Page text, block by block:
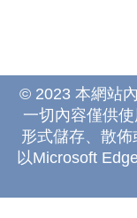
© 2023 本網站
一切內容僅供
形式儲存、散
以Microsoft